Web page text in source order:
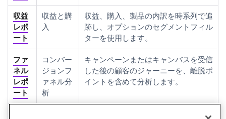
収益
レポ
ート
収益と購
入
収益、購入、製品の内訳を時系列で追
跡し、オプションのセグメントフィル
ターを使用します。
ファ
ネル
レポ
ート
コンバー
ジョンフ
ァネル分
析
キャンペーンまたはキャンバスを受信
した後の顧客のジャーニーを、離脱ポ
イントを含めて分析します。
キャンペーンまたはキャンバスがユー